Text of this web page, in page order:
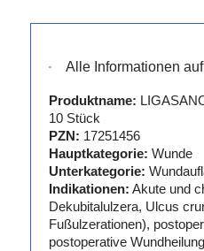
Alle Informationen
Produktname:
10 Stück
PZN: 17251456
Hauptkategorie: Wunde
Unterkategorie:
Indikationen: Akute und
Dekubitalulzera, Ulcus
Fußulzerationen),
postoperative